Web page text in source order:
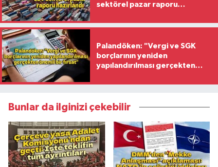
sektörel pazar raporu
Palandöken: "Vergi ve SGK
borçlarının yeniden
yapılandırılması gerçekten
Bunlar da ilginizi çekebilir